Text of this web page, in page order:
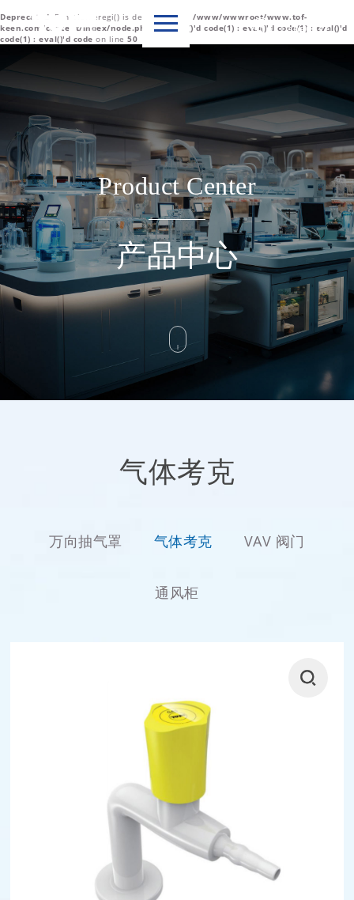
Deprecated : Function eregi() is deprecated in /www/wwwroot/www.tof-
keen.com/content/index/node.php(1) : eval()'d code(1) : eval()'d code(1) : eval()'d
code(1) : eval()'d code on line 50
 Language
English
Product Center
产品中心
气体考克
万向抽气罩 气体考克 VAV 阀门
通风柜